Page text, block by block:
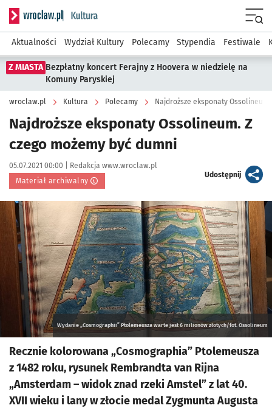
Serwis informacyjny wroclaw.pl podserwis: Kultura
Aktualności Wydział Kultury Polecamy Stypendia Festiwale
Z MIASTA Bezpłatny koncert Ferajny z Hoovera w niedzielę na
Komuny Paryskiej
wroclaw.pl Kultura Polecamy Najdroższe eksponaty
Najdroższe eksponaty Ossolineum. Z
czego możemy być dumni
Data publikacji:
05.07.2021 00:00 | Autor:
Redakcja www.wroclaw.pl
Materiał archiwalny
Udostępnijartykuł
Kliknij, aby powiększyć
Wydanie „Cosmographii” Ptolemeusza warte jest 6 milionów złotych/fot. Ossolineum
Recznie kolorowana „Cosmographia” Ptolemeusza
z 1482 roku, rysunek Rembrandta van Rijna
„Amsterdam – widok znad rzeki Amstel” z lat 40.
XVII wieku i lany w złocie medal Zygmunta Augusta